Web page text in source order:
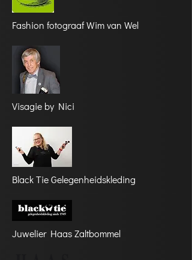
Fashion fotograaf Wim van Wel
Visagie by Nici
Black Tie Gelegenheidskleding
Juwelier Haas Zaltbommel